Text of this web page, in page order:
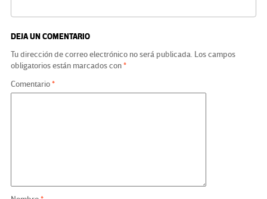
DEJA UN COMENTARIO
Tu dirección de correo electrónico no será publicada. Los campos
obligatorios están marcados con*
Comentario*